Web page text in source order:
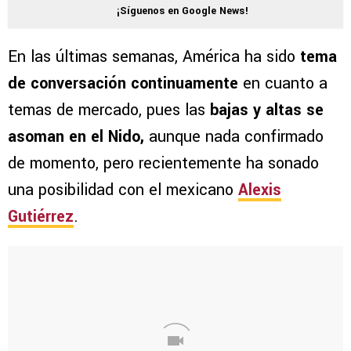
¡Síguenos en Google News!
En las últimas semanas, América ha sido tema
de conversación continuamente en cuanto a
temas de mercado, pues las bajas y altas se
asoman en el Nido, aunque nada confirmado
de momento, pero recientemente ha sonado
una posibilidad con el mexicano Alexis
Gutiérrez.